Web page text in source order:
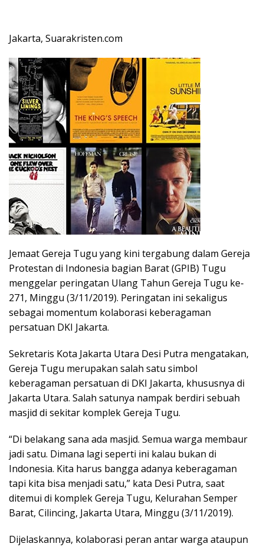
Jakarta, Suarakristen.com
Jemaat Gereja Tugu yang kini tergabung dalam Gereja
Protestan di Indonesia bagian Barat (GPIB) Tugu
menggelar peringatan Ulang Tahun Gereja Tugu ke-
271, Minggu (3/11/2019). Peringatan ini sekaligus
sebagai momentum kolaborasi keberagaman
persatuan DKI Jakarta.
Sekretaris Kota Jakarta Utara Desi Putra mengatakan,
Gereja Tugu merupakan salah satu simbol
keberagaman persatuan di DKI Jakarta, khususnya di
Jakarta Utara. Salah satunya nampak berdiri sebuah
masjid di sekitar komplek Gereja Tugu.
“Di belakang sana ada masjid. Semua warga membaur
jadi satu. Dimana lagi seperti ini kalau bukan di
Indonesia. Kita harus bangga adanya keberagaman
tapi kita bisa menjadi satu,” kata Desi Putra, saat
ditemui di komplek Gereja Tugu, Kelurahan Semper
Barat, Cilincing, Jakarta Utara, Minggu (3/11/2019).
Dijelaskannya, kolaborasi peran antar warga ataupun